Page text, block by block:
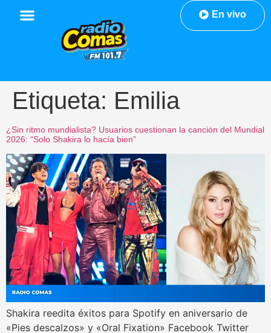
En vivo
Etiqueta: Emilia
¿Sin ritmo mundialista? Usuarios cuestionan la canción del Mundial
2026: “Solo Shakira lo hacía bien”
Shakira reedita éxitos para Spotify en aniversario de
«Pies descalzos» y «Oral Fixation» Facebook Twitter